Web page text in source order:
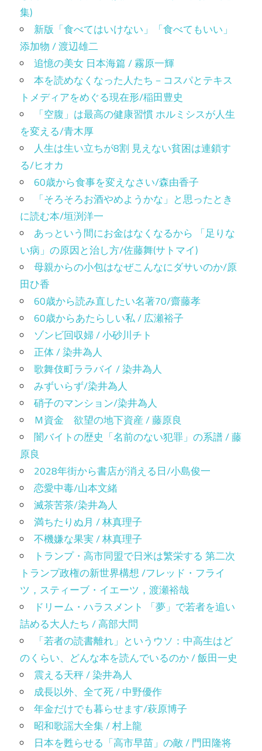
集)
新版「食べてはいけない」「食べてもいい」
添加物 / 渡辺雄二
追憶の美女 日本海篇 / 霧原一輝
本を読めなくなった人たち－コスパとテキス
トメディアをめぐる現在形/稲田豊史
「空腹」は最高の健康習慣 ホルミシスが人生
を変える/青木厚
人生は生い立ちが8割 見えない貧困は連鎖す
る/ヒオカ
60歳から食事を変えなさい/森由香子
「そろそろお酒やめようかな」と思ったとき
に読む本/垣渕洋一
あっという間にお金はなくなるから 「足りな
い病」の原因と治し方/佐藤舞(サトマイ)
母親からの小包はなぜこんなにダサいのか/原
田ひ香
60歳から読み直したい名著70/齋藤孝
60歳からあたらしい私 / 広瀬裕子
ゾンビ回収婦 / 小砂川チト
正体 / 染井為人
歌舞伎町ララバイ / 染井為人
みずいらず/染井為人
硝子のマンション/染井為人
Ｍ資金 欲望の地下資産 / 藤原良
闇バイトの歴史「名前のない犯罪」の系譜 / 藤
原良
2028年街から書店が消える日/小島俊一
恋愛中毒/山本文緒
滅茶苦茶/染井為人
満ちたりぬ月 / 林真理子
不機嫌な果実 / 林真理子
トランプ・高市同盟で日米は繁栄する 第二次
トランプ政権の新世界構想 /フレッド・フライ
ツ，スティーブ・イエーツ，渡瀬裕哉
ドリーム・ハラスメント 「夢」で若者を追い
詰める大人たち / 高部大問
「若者の読書離れ」というウソ：中高生はど
のくらい、どんな本を読んでいるのか / 飯田一史
震える天秤 / 染井為人
成長以外、全て死 / 中野優作
年金だけでも暮らせます/萩原博子
昭和歌謡大全集 / 村上龍
日本を甦らせる「高市早苗」の敵 / 門田隆将